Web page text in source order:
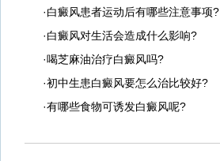
·白癜风患者运动后有哪些注意事项?
·白癜风对生活会造成什么影响?
·喝芝麻油治疗白癜风吗?
·初中生患白癜风要怎么治比较好?
·有哪些食物可诱发白癜风呢?